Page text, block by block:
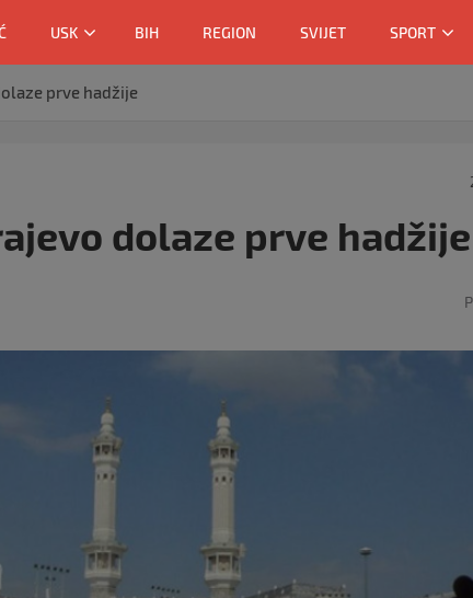
USK BIH REGION SVIJET SPORT
prve hadžije
dolaze prve hadžije